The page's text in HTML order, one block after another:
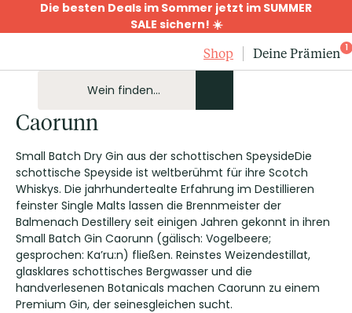
Die besten Deals im Sommer jetzt im SUMMER
SALE sichern! ☀️
Shop
Deine Prämien 1
Caorunn
Small Batch Dry Gin aus der schottischen SpeysideDie
schottische Speyside ist weltberühmt für ihre Scotch
Whiskys. Die jahrhundertealte Erfahrung im Destillieren
feinster Single Malts lassen die Brennmeister der
Balmenach Destillery seit einigen Jahren gekonnt in ihren
Small Batch Gin Caorunn (gälisch: Vogelbeere;
gesprochen: Ka’ru:n) fließen. Reinstes Weizendestillat,
glasklares schottisches Bergwasser und die
handverlesenen Botanicals machen Caorunn zu einem
Premium Gin, der seinesgleichen sucht.